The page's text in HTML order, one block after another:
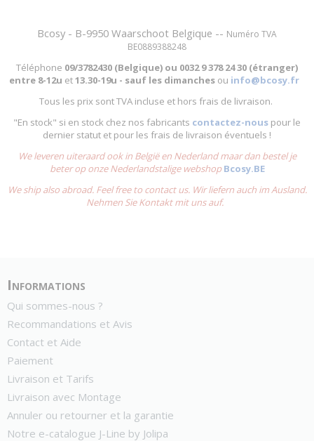
Bcosy - B-9950 Waarschoot Belgique -- Numéro TVA
BE0889388248
Téléphone 09/3782430 (Belgique) ou 0032 9 378 24 30 (étranger)
entre 8-12u et13.30-19u - sauf les dimanchesou info@bcosy.fr
Tous les prix sont TVA incluse et hors frais de livraison.
"En stock" si en stock chez nos fabricants contactez-nous pour le
dernier statut et pour les frais de livraison éventuels !
We leveren uiteraard ook in België en Nederland maar dan bestel je
beter op onze Nederlandstalige webshopBcosy.BE
We ship also abroad. Feel free to contact us. Wir liefern auch im Ausland.
Nehmen Sie Kontakt mit uns auf.
Informations
Qui sommes-nous ?
Recommandations et Avis
Contact et Aide
Paiement
Livraison et Tarifs
Livraison avec Montage
Annuler ou retourner et la garantie
Notre e-catalogue J-Line by Jolipa